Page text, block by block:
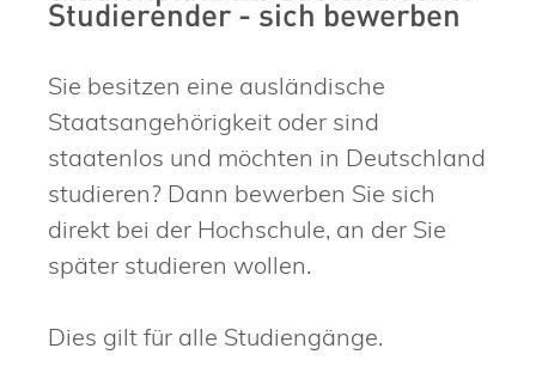
Studierender - sich bewerben
Sie besitzen eine ausländische
Staatsangehörigkeit oder sind
staatenlos und möchten in Deutschland
studieren? Dann bewerben Sie sich
direkt bei der Hochschule, an der Sie
später studieren wollen.
Dies gilt für alle Studiengänge.